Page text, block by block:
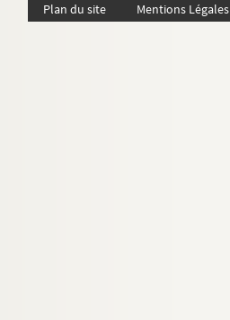
Plan du site Mentions Légales